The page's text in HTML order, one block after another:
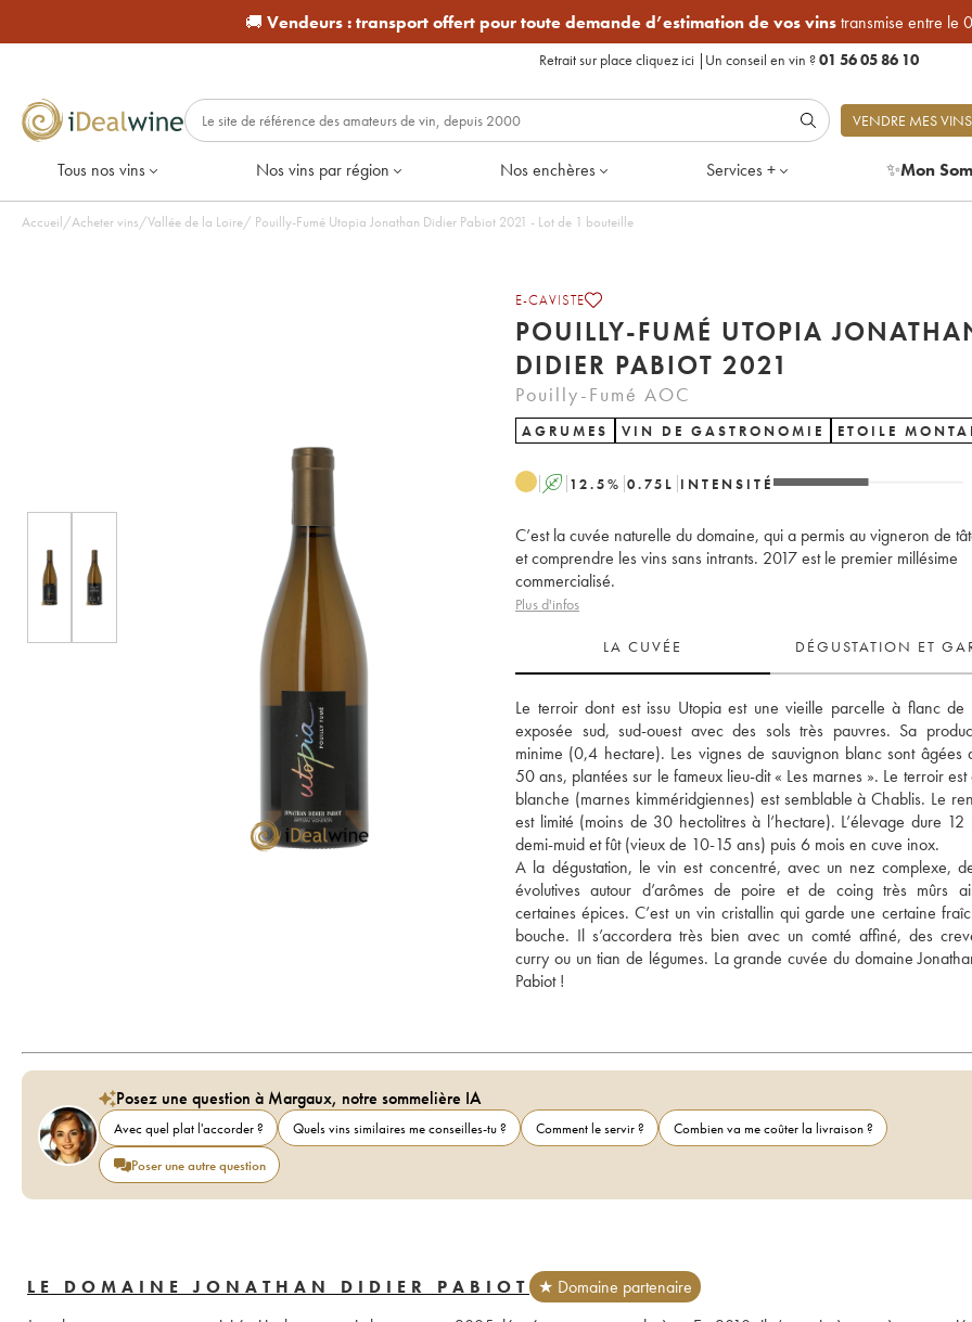
🚚 Vendeurs :transport offert pour toute demande d’estimation de vos vinstransmise entre le
Retrait sur place cliquez ici | Un conseil en vin ?01 56 05 86 10
VENDRE MES VINS
Tous nos vins Nos vins par région Nos enchères Services + ✨Mon
Accueil/Acheter vins/Vallée de la Loire/ Pouilly-Fumé Utopia Jonathan Didier Pabiot 2021 - Lot de 1 bouteille
E-CAVISTE
POUILLY-FUMÉ UTOPIA
DIDIER PABIOT 2021
Pouilly-Fumé AOC
AGRUMES VIN DE GASTRONOMIE ETOILE
A 12.5% 0.75 L INTENSITÉ
C’est la cuvée naturelle du domaine, qui a permis au vigneron de
et comprendre les vins sans intrants. 2017 est le premier millésime
commercialisé.
Plus d'infos
LA CUVÉE DÉGUSTATION ET
Le terroir dont est issu Utopia est une vieille parcelle à flanc de
exposée sud, sud-ouest avec des sols très pauvres. Sa
minime (0,4 hectare). Les vignes de sauvignon blanc sont âgées
50 ans, plantées sur le fameux lieu-dit « Les marnes ». Le terroir
blanche (marnes kimméridgiennes) est semblable à Chablis. Le
est limité (moins de 30 hectolitres à l’hectare). L’élevage dure 12
demi-muid et fût (vieux de 10-15 ans) puis 6 mois en cuve inox.
A la dégustation, le vin est concentré, avec un nez complexe,
évolutives autour d’arômes de poire et de coing très mûrs
certaines épices. C’est un vin cristallin qui garde une certaine
bouche. Il s’accordera très bien avec un comté affiné, des
curry ou un tian de légumes. La grande cuvée du domaine
Pabiot !
Posez une question à Margaux, notre sommelière IA
Avec quel plat l'accorder ? Quels vins similaires me conseilles-tu ? Comment le servir ?
Combien va me coûter la livraison ?
Poser une autre question
LE DOMAINE JONATHAN DIDIER PABIOT
★ Domaine partenaire